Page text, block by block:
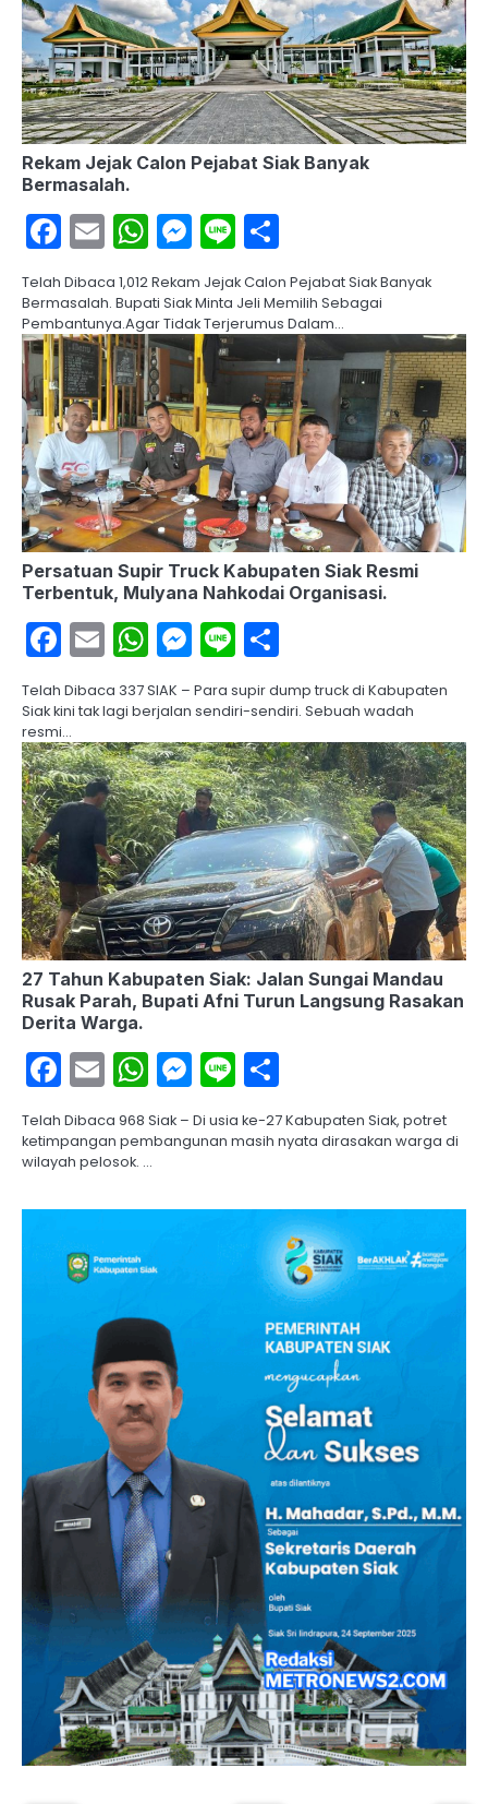
Rekam Jejak Calon Pejabat Siak Banyak
Bermasalah.
Facebook
EmailWhatsApp
Messenger
Line
Telah Dibaca 1,012 Rekam Jejak Calon Pejabat Siak Banyak
Bermasalah. Bupati Siak Minta Jeli Memilih Sebagai
Pembantunya.Agar Tidak Terjerumus Dalam…
Persatuan Supir Truck Kabupaten Siak Resmi
Terbentuk, Mulyana Nahkodai Organisasi.
Facebook
EmailWhatsApp
Messenger
Line
Telah Dibaca 337 SIAK – Para supir dump truck di Kabupaten
Siak kini tak lagi berjalan sendiri-sendiri. Sebuah wadah
resmi…
27 Tahun Kabupaten Siak: Jalan Sungai Mandau
Rusak Parah, Bupati Afni Turun Langsung Rasakan
Derita Warga.
Facebook
EmailWhatsApp
Messenger
Line
Telah Dibaca 968 Siak – Di usia ke-27 Kabupaten Siak, potret
ketimpangan pembangunan masih nyata dirasakan warga di
wilayah pelosok. …